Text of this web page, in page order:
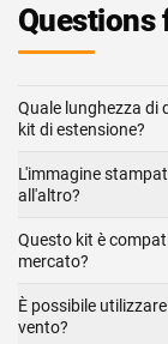
Questions
Quale lunghezza di
kit di estensione?
L'immagine
all'altro?
Questo kit è
mercato?
È possibile
vento?